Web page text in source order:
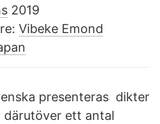
2019
Vibeke Emond
presenteras dikter
därutöver ett antal